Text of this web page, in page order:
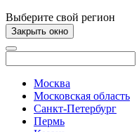
Выберите свой регион
Закрыть окно
Москва
Московская область
Санкт-Петербург
Пермь